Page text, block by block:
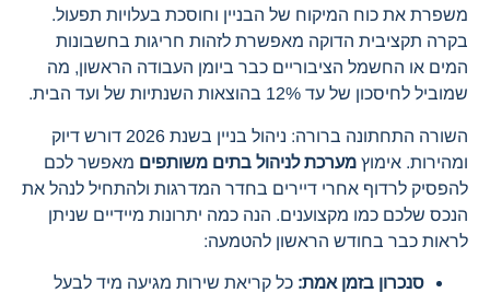
משפרת את כוח המיקוח של הבניין וחוסכת בעלויות תפעול.
בקרה תקציבית הדוקה מאפשרת לזהות חריגות בחשבונות
המים או החשמל הציבוריים כבר ביומן העבודה הראשון, מה
שמוביל לחיסכון של עד 12% בהוצאות השנתיות של ועד הבית.
השורה התחתונה ברורה: ניהול בניין בשנת 2026 דורש דיוק
ומהירות. אימוץ מערכת לניהול בתים משותפים מאפשר לכם
להפסיק לרדוף אחרי דיירים בחדר המדרגות ולהתחיל לנהל את
הנכס שלכם כמו מקצוענים. הנה כמה יתרונות מיידיים שניתן
לראות כבר בחודש הראשון להטמעה:
סנכרון בזמן אמת: כל קריאת שירות מגיעה מיד לבעל